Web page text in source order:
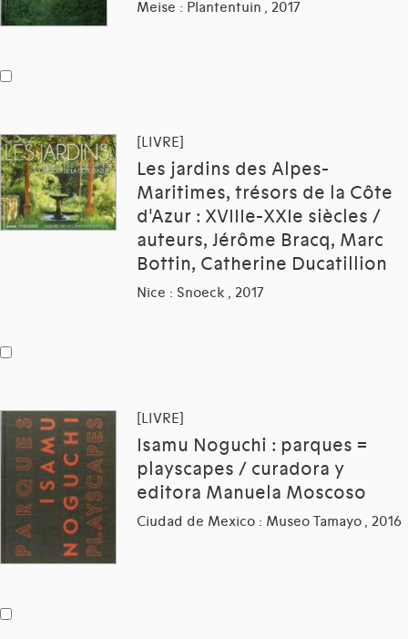
Meise : Plantentuin , 2017
[LIVRE]
Les jardins des Alpes-
Maritimes, trésors de la Côte
d'Azur : XVIIIe-XXIe siècles /
auteurs, Jérôme Bracq, Marc
Bottin, Catherine Ducatillion
Nice : Snoeck , 2017
[LIVRE]
Isamu Noguchi : parques =
playscapes / curadora y
editora Manuela Moscoso
Ciudad de Mexico : Museo Tamayo , 2016